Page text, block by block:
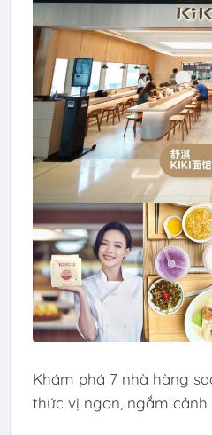
Khám phá 7 nhà hàng
thức vị ngon, ngắm cảnh